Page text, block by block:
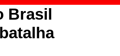
Brasil